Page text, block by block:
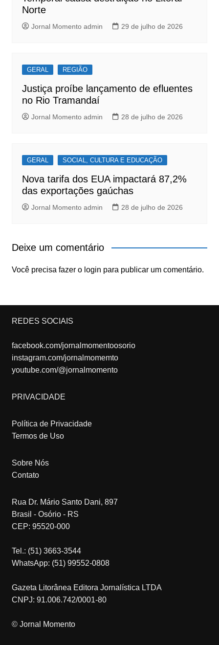
k
Norte
Jornal Momento admin 29 de julho de 2026
GERAL REGIÃO
Justiça proíbe lançamento de efluentes
no Rio Tramandaí
Jornal Momento admin 28 de julho de 2026
GERAL SOCIAL, CULTURA E EDUCAÇÃO
Nova tarifa dos EUA impactará 87,2%
das exportações gaúchas
Jornal Momento admin 28 de julho de 2026
Deixe um comentário
Você precisa fazer o login para publicar um comentário.
REDES SOCIAIS
facebook.com/jornalmomentoosorio
instagram.com/jornalmomemto
youtube.com/@jornalmomento
PRIVACIDADE
Política de Privacidade
Termos de Uso
Sobre Nós
Contato
Rua Dr. Mário Santo Dani, 897
Brasil - Osório - RS
CEP: 95520-000
Tel.: (51) 3663-3544
WhatsApp: (51) 99552-0808
Gazeta Litorânea Editora Jornalística LTDA
CNPJ: 91.006.742/0001-80
© Jornal Momento